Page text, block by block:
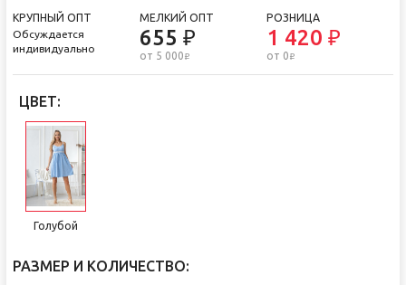
КРУПНЫЙ ОПТ
Обсуждается
индивидуально
МЕЛКИЙ ОПТ
655 ₽
от 5 000 i
РОЗНИЦА
1 420 ₽
от 0 i
ЦВЕТ:
Голубой
РАЗМЕР И КОЛИЧЕСТВО: